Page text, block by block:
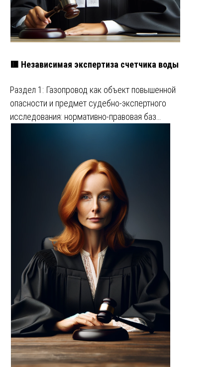
🟥 Независимая экспертиза счетчика воды
Раздел 1: Газопровод как объект повышенной
опасности и предмет судебно-экспертного
исследования: нормативно-правовая баз…